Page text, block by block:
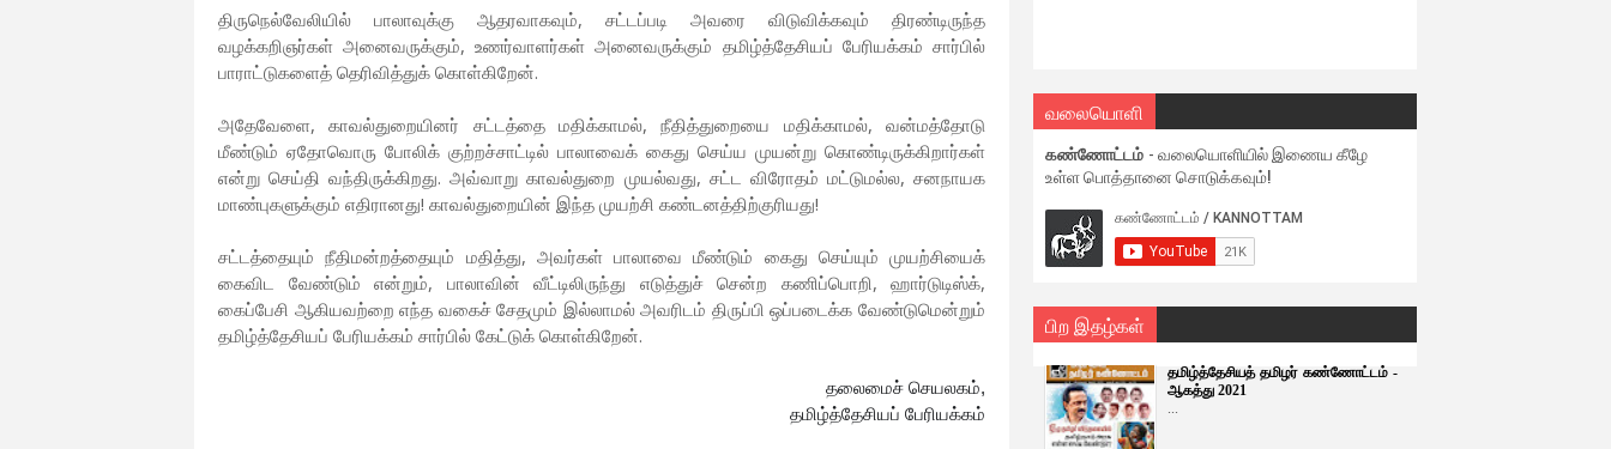
திருநெல்வேலியில் பாலாவுக்கு ஆதரவாகவும், சட்டப்படி அவரை விடுவிக்கவும் திரண்டிருந்த
வழக்கறிஞர்கள் அனைவருக்கும், உணர்வாளர்கள் அனைவருக்கும் தமிழ்த்தேசியப் பேரியக்கம் சார்பில்
பாராட்டுகளைத் தெரிவித்துக் கொள்கிறேன்.
அதேவேளை, காவல்துறையினர் சட்டத்தை மதிக்காமல், நீதித்துறையை மதிக்காமல், வன்மத்தோடு
மீண்டும் ஏதோவொரு போலிக் குற்றச்சாட்டில் பாலாவைக் கைது செய்ய முயன்று கொண்டிருக்கிறார்கள்
என்று செய்தி வந்திருக்கிறது. அவ்வாறு காவல்துறை முயல்வது, சட்ட விரோதம் மட்டுமல்ல, சனநாயக
மாண்புகளுக்கும் எதிரானது! காவல்துறையின் இந்த முயற்சி கண்டனத்திற்குரியது!
சட்டத்தையும் நீதிமன்றத்தையும் மதித்து, அவர்கள் பாலாவை மீண்டும் கைது செய்யும் முயற்சியைக்
கைவிட வேண்டும் என்றும், பாலாவின் வீட்டிலிருந்து எடுத்துச் சென்ற கணிப்பொறி, ஹார்டுடிஸ்க்,
கைப்பேசி ஆகியவற்றை எந்த வகைச் சேதமும் இல்லாமல் அவரிடம் திருப்பி ஒப்படைக்க வேண்டுமென்றும்
தமிழ்த்தேசியப் பேரியக்கம் சார்பில் கேட்டுக் கொள்கிறேன்.
தலைமைச் செயலகம்,
தமிழ்த்தேசியப் பேரியக்கம்
வலையொளி
கண்ணோட்டம் - வலையொளியில் இணைய கீழே
உள்ள பொத்தானை சொடுக்கவும்!
பிற இதழ்கள்
தமிழ்த்தேசியத் தமிழர் கண்ணோட்டம் -
ஆகத்து 2021
...